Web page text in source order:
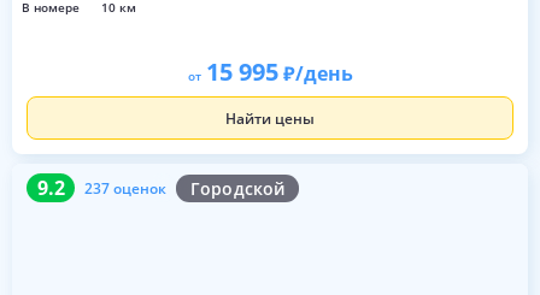
в номере 10 км
от 15 995 /день
Найти цены
9.2 237 оценок Городской
9.2 237 оценок